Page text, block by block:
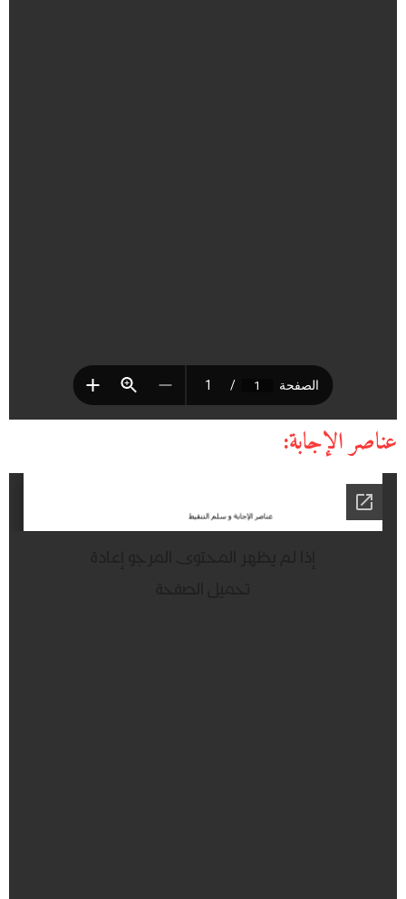
عناصر الإجابة: